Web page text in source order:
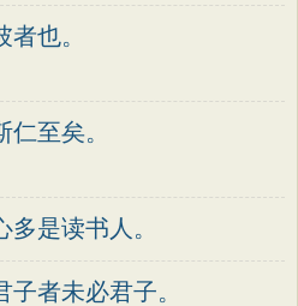
也。
至矣。
是读书人。
者未必君子。